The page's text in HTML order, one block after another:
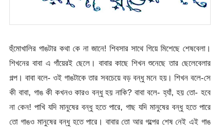
হুঁমোখালির গাঙটার কথা কে না জানে! শিবসার সাথে গিয়ে মিশেছে শেষবেলা।
শিখনের বাবা এ গাঁয়েরই ছেলে। বাবার কাছে শিখন শুনেছে তার ছেলেবেলার
গল্প। বাবা বলে- ওই গাঙটাকে তার সবচেয়ে বড় বন্ধু মনে হয়। শিখন বলে-সে
কী বাবা, গাঙ কী কখনও কারও বন্ধু হয় নাকি? বাবা বলে- হ্যাঁ, হয় তো- হবে
না কেন! পাখি যদি মানুষের বন্ধু হতে পারে, গাছ যদি মানুষের বন্ধু হতে পারে
তো গাঙও মানুষের বন্ধু হতে পারে। বাবার তো আর গল্পের শেষ নেই এই গাঙ